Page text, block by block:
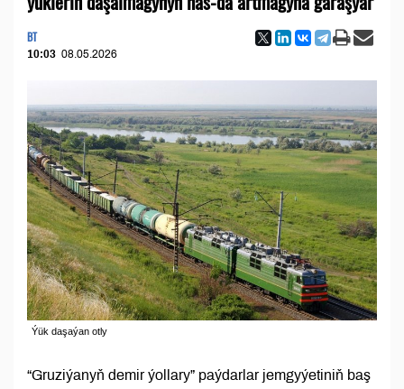
BT
10:03 08.05.2026
Ýük daşaýan otly
“Gruziýanyň demir ýollary” paýdarlar jemgyýetiniň baş